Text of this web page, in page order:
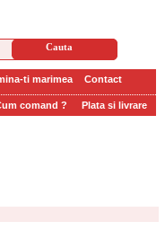
ti marimea Contact
comand ? Plata si livrare